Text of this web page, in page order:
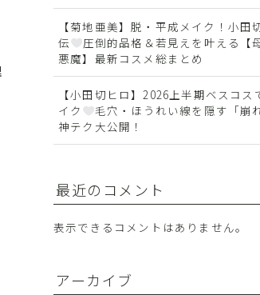
【菊地亜美】脱・平成メイク！小田
伝
圧倒的品格＆若見えを叶える【
悪魔】最新コスメ総まとめ
【小田切ヒロ】2026上半期ベスコス
イク
毛穴・ほうれい線を隠す「崩
神テク大公開！
最近のコメント
表示できるコメントはありません。
アーカイブ